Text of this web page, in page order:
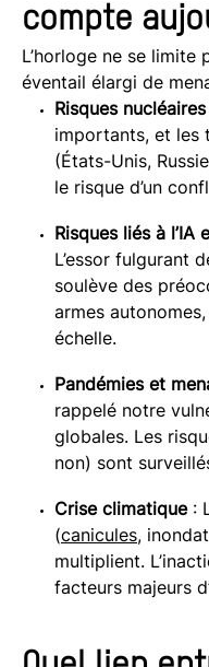
compte
L’horloge ne se limite
éventail élargi de
Risques nucléaires
importants, et les
(États-Unis,
le risque d’un
Risques liés à
L’essor fulgurant
soulève des
armes
échelle.
Pandémies et
rappelé notre
globales. Les
non) sont
Crise climatique:
(canicules,
multiplient.
facteurs majeurs